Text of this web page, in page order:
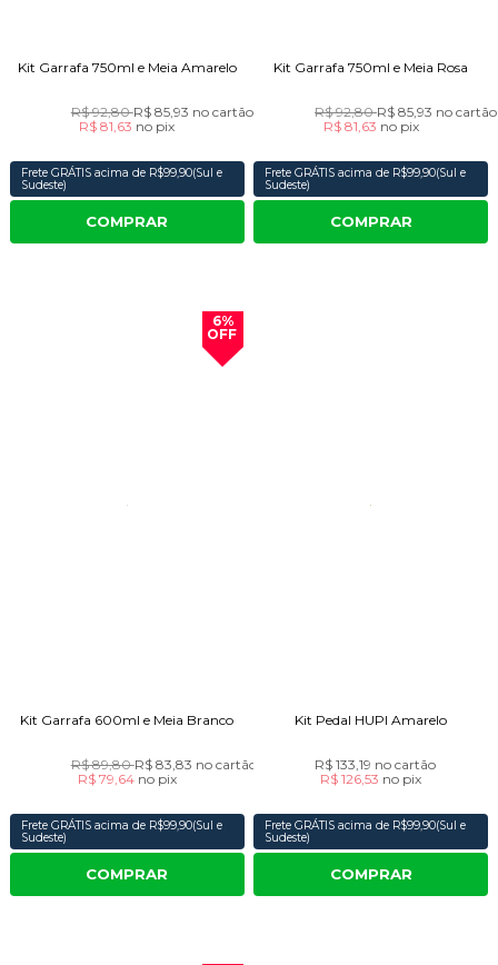
Kit Garrafa 750ml e Meia Amarelo
R$ 92,80R$ 85,93 no cartão
R$ 81,63 no pix
Frete GRÁTIS acima de R$99,90(Sul e
Sudeste)
COMPRAR
Kit Garrafa 750ml e Meia Rosa
R$ 92,80R$ 85,93 no cartão
R$ 81,63 no pix
Frete GRÁTIS acima de R$99,90(Sul e
Sudeste)
COMPRAR
6%
OFF
Kit Garrafa 600ml e Meia Branco
R$ 89,80R$ 83,83 no cartão
R$ 79,64 no pix
Frete GRÁTIS acima de R$99,90(Sul e
Sudeste)
COMPRAR
Kit Pedal HUPI Amarelo
R$ 133,19 no cartão
R$ 126,53 no pix
Frete GRÁTIS acima de R$99,90(Sul e
Sudeste)
COMPRAR